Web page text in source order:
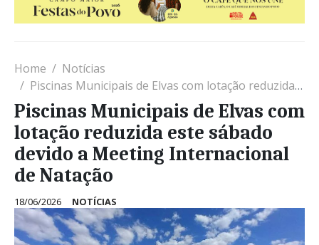
Home
Notícias
Piscinas Municipais de Elvas com lotação reduzida este sábado devido a Meeting Internacional de Natação
Piscinas Municipais de Elvas com
lotação reduzida este sábado
devido a Meeting Internacional
de Natação
18/06/2026 NOTÍCIAS